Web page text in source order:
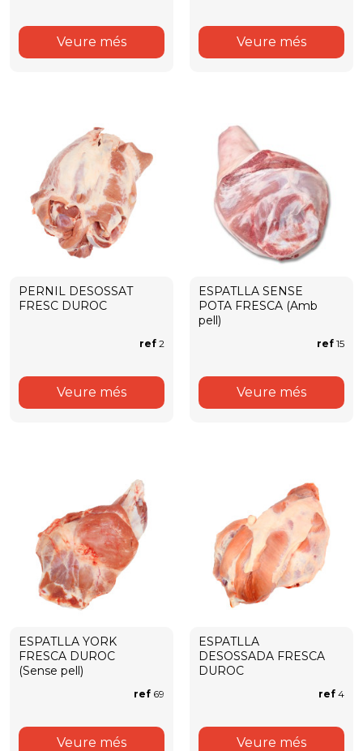
Veure més Veure més
PERNIL DESOSSAT
FRESC DUROC
ref 2
Veure més
ESPATLLA SENSE
POTA FRESCA (Amb
pell)
ref 15
Veure més
ESPATLLA YORK
FRESCA DUROC
(Sense pell)
ref 69
Veure més
ESPATLLA
DESOSSADA FRESCA
DUROC
ref 4
Veure més